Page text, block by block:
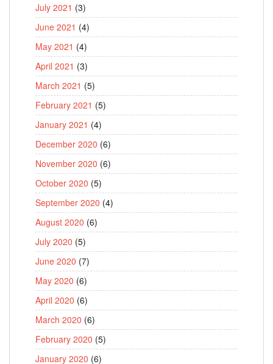
July 2021 (3)
June 2021 (4)
May 2021 (4)
April 2021 (3)
March 2021 (5)
February 2021 (5)
January 2021 (4)
December 2020 (6)
November 2020 (6)
October 2020 (5)
September 2020 (4)
August 2020 (6)
July 2020 (5)
June 2020 (7)
May 2020 (6)
April 2020 (6)
March 2020 (6)
February 2020 (5)
January 2020 (6)